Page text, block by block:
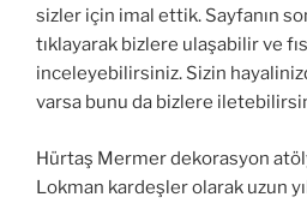
sizler için imal ettik. Sayfanın
tıklayarak bizlere ulaşabilir ve
inceleyebilirsiniz. Sizin
varsa bunu da bizlere
Hürtaş Mermer dekorasyon
Lokman kardeşler olarak uzun